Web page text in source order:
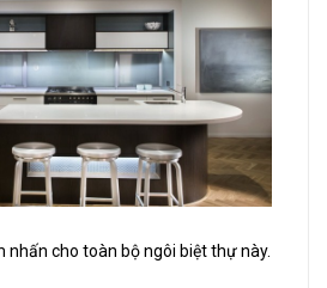
nhấn cho toàn bộ ngôi biệt thự này.